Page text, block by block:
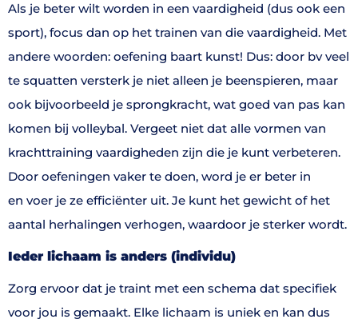
Als je beter wilt worden in een vaardigheid (dus ook een
sport), focus dan op het trainen van die vaardigheid. Met
andere woorden: oefening baart kunst! Dus: door bv veel
te squatten versterk je niet alleen je beenspieren, maar
ook bijvoorbeeld je sprongkracht, wat goed van pas kan
komen bij volleybal. Vergeet niet dat alle vormen van
krachttraining vaardigheden zijn die je kunt verbeteren.
Door oefeningen vaker te doen, word je er beter in
en voer je ze efficiënter uit. Je kunt het gewicht of het
aantal herhalingen verhogen, waardoor je sterker wordt.
Ieder lichaam is anders (individu)
Zorg ervoor dat je traint met een schema dat specifiek
voor jou is gemaakt. Elke lichaam is uniek en kan dus